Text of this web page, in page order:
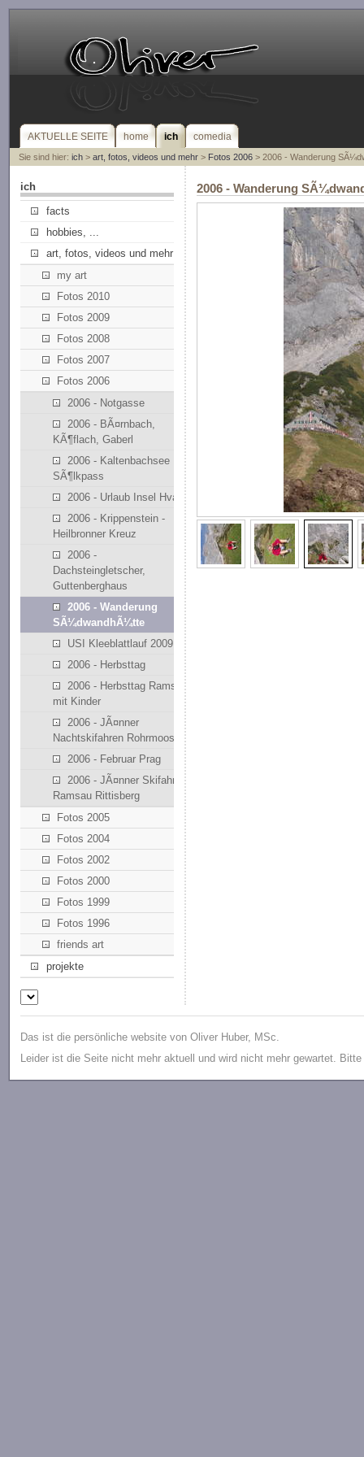
AKTUELLE SEITE home ich comedia
Sie sind hier: ich> art, fotos, videos und mehr> Fotos 2006> 2006 - Wanderung
ich
facts
hobbies, ...
art, fotos, videos und mehr
my art
Fotos 2010
Fotos 2009
Fotos 2008
Fotos 2007
Fotos 2006
2006 - Notgasse
2006 - BÃ¤rnbach,
KÃ¶flach, Gaberl
2006 - Kaltenbachsee
SÃ¶lkpass
2006 - Urlaub Insel Hvar
2006 - Krippenstein -
Heilbronner Kreuz
2006 -
Dachsteingletscher,
Guttenberghaus
2006 - Wanderung
SÃ¼dwandhÃ¼tte
USI Kleeblattlauf 2009
2006 - Herbsttag
2006 - Herbsttag Ramsau
mit Kinder
2006 - JÃ¤nner
Nachtskifahren Rohrmoos
2006 - Februar Prag
2006 - JÃ¤nner Skifahren
Ramsau Rittisberg
Fotos 2005
Fotos 2004
Fotos 2002
Fotos 2000
Fotos 1999
Fotos 1996
friends art
projekte
2006 - Wanderung
Das ist die persönliche website von Oliver Huber, MSc.
Leider ist die Seite nicht mehr aktuell und wird nicht mehr gewartet.